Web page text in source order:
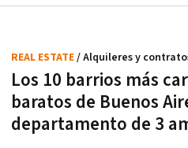
Los 10 barrios más
baratos de Buenos
departamento de 3
REAL ESTATE/ Alquileres y